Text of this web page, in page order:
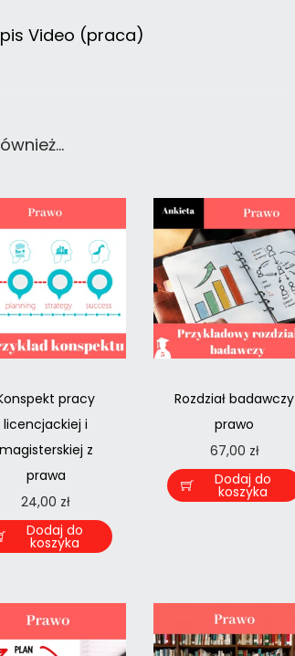
Video (praca)
pracy
licencjackiej i
magisterskiej z
prawa
24,00 zł
Dodaj do
koszyka
Rozdział badawczy
prawo
67,00 zł
Dodaj do
koszyka